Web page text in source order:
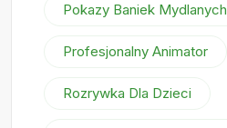
Pokazy Baniek Mydlanych
Profesjonalny Animator
Rozrywka Dla Dzieci